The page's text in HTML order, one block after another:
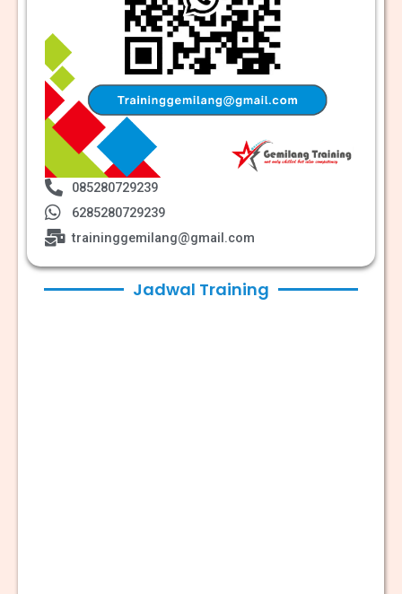
085280729239
6285280729239
traininggemilang@gmail.com
Jadwal Training